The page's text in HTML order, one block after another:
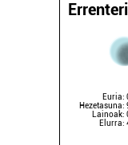
Euria:
Hezetasuna:
Lainoak:
Elurra: